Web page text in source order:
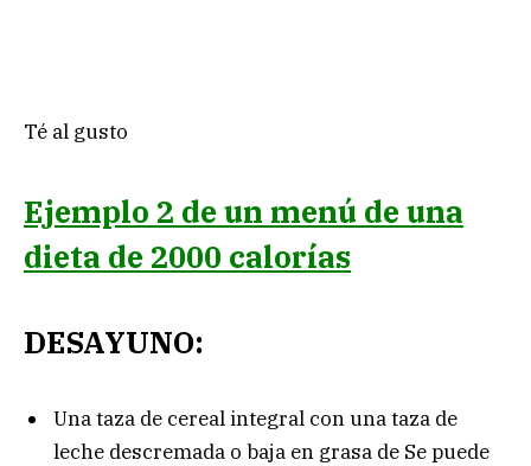
Té al gusto
Ejemplo 2 de un menú de una
dieta de 2000 calorías
DESAYUNO:
Una taza de cereal integral con una taza de
leche descremada o baja en grasa de Se puede